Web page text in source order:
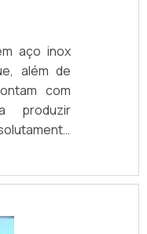
aço inox
além de
com
produzir
Também
de aço
o